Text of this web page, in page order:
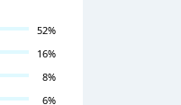
52%
16%
8%
6%